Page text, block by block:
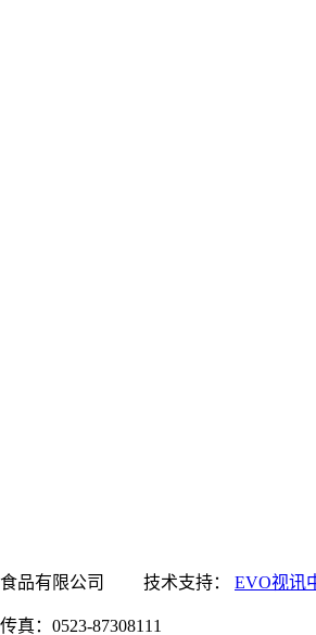
站食品有限公司 技术支持： EVO视讯
真：0523-87308111